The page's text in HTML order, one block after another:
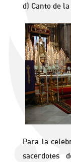
d) Canto de
Para la
sacerdotes